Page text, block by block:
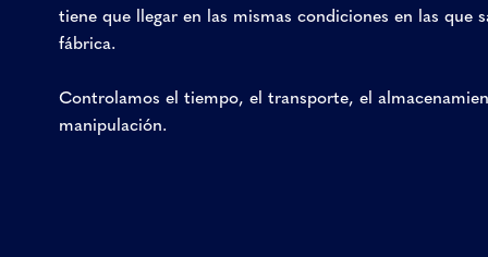
tiene que llegar en las mismas condiciones en las que
fábrica.
Controlamos el tiempo, el transporte, el
manipulación.